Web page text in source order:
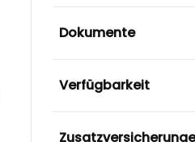
Dokumente
Verfügbarkeit